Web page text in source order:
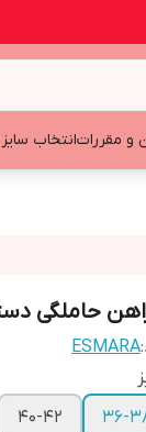
و مقرراتانتخاب
حاملگی
ESMARA
36-
40-42